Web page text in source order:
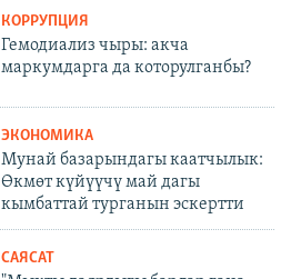
КОРРУПЦИЯ
Гемодиализ чыры: акча
маркумдарга да которулганбы?
ЭКОНОМИКА
Мунай базарындагы каатчылык:
Өкмөт күйүүчү май дагы
кымбаттай турганын эскертти
САЯСАТ